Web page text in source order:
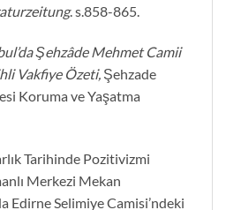
. s.858-865.
Şehzâde Mehmet Camii
Vakfiye Özeti,Şehzade
Koruma ve Yaşatma
Tarihinde Pozitivizmi
Merkezi Mekan
Edirne Selimiye Camisi’ndeki